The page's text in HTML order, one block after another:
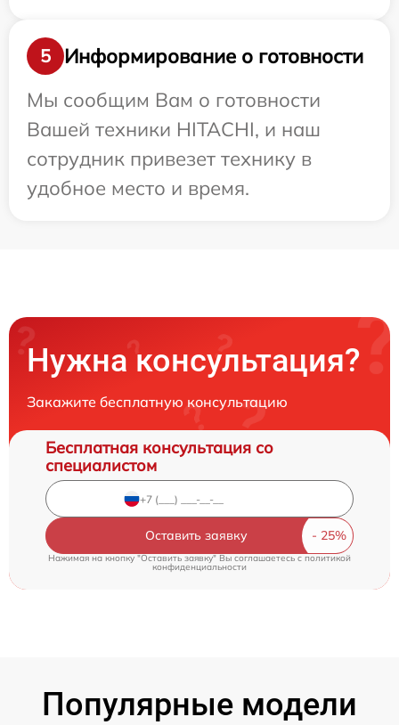
5
Информирование о готовности
Мы сообщим Вам о готовности
Вашей техники HITACHI, и наш
сотрудник привезет технику в
удобное место и время.
Нужна консультация?
Закажите бесплатную консультацию
Бесплатная консультация со
специалистом
Оставить заявку
Нажимая на кнопку "Оставить заявку" Вы соглашаетесь cполитикой
конфиденциальности
Популярные модели